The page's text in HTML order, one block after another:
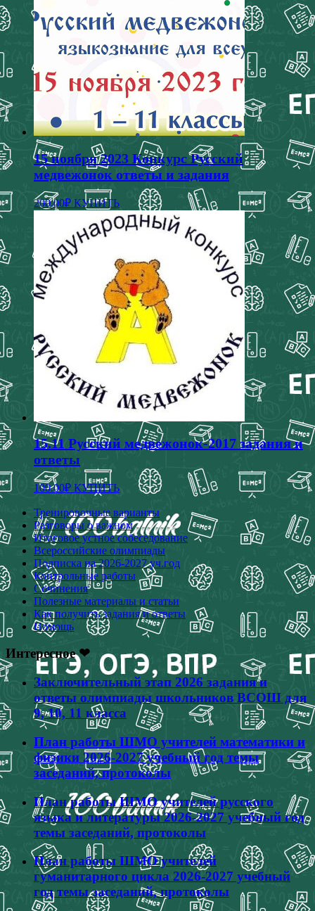
имеет
несколько
Опции
выбрать
на
странице
товара.
15 ноября 2023 Конкурс Русский
медвежонок ответы и задания
200.00₽ КУПИТЬ Этот
товар
имеет
Опции
можно
выбрать
на
странице
товара.
15.11 Русский медвежонок-2017 задания и
ответы
100.00₽ КУПИТЬ
Тренировочные варианты
Разговоры о важном
Итоговое устное собеседование
Всероссийские олимпиады
Подписка на 2026-2027 уч.год
Контрольные работы
Сочинения
Полезные материалы и статьи
Как получить задания и ответы
Помощь
Интересное ❤
Заключительный этап 2026 задания и
ответы олимпиады школьников ВСОШ для
9, 10, 11 класса
План работы ШМО учителей математики и
физики 2026-2027 учебный год темы
заседаний, протоколы
План работы ШМО учителей русского
языка и литературы 2026-2027 учебный год
темы заседаний, протоколы
План работы ШМО учителей
гуманитарного цикла 2026-2027 учебный
год темы заседаний, протоколы